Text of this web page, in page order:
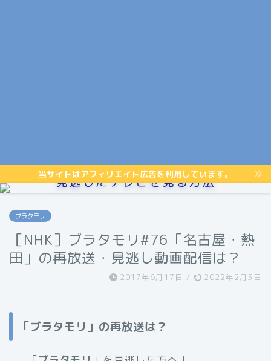
当サイトはアフィリエイト広告を利用しています。
見逃したテレビを見る方法
ブラタモリ
［NHK］ブラタモリ#76「名古屋・熱
田」の再放送・見逃し動画配信は？
2017年6月17日 / 2022年2月5日
「ブラタモリ」の再放送は？